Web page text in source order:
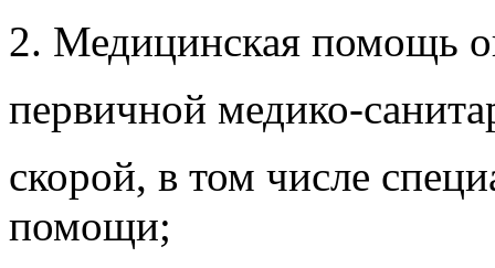
2. Медицинская помощь
первичной медико-
скорой, в том числе
помощи;